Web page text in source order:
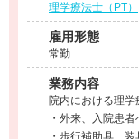
理学療法士（PT）
雇用形態
常勤
業務内容
院内における理
・外来、入院患
・歩行補助具、